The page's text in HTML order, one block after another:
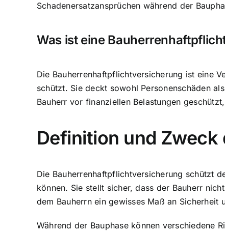
Schadenersatzansprüchen während der
Was ist eine
Die Bauherrenhaftpflichtversicherung ist eine
schützt. Sie deckt sowohl Personenschäden
Bauherr vor finanziellen Belastungen
Definition und
Die Bauherrenhaftpflichtversicherung schützt
können. Sie stellt sicher, dass der Bauherr
dem Bauherrn ein gewisses Maß an
Während der Bauphase können verschiedene